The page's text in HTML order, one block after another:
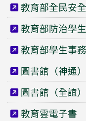
教育部全民安
教育部防治學
教育部學生事
圖書館（神通）
圖書館（全誼）
教育雲電子書